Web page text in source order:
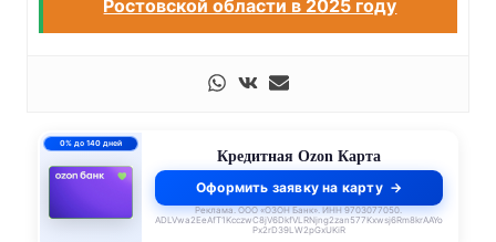
Ростовской области в 2025 году
0% до 140 дней
Кредитная Ozon Карта
Оформить заявку на карту
Реклама. ООО «ОЗОН Банк». ИНН 9703077050.
ADLVwa2EeAfT1KcczwC8jV6DkfVLRNjng2zan577Kxwsj6Rm8krAAYo
Px2rD39LW2pGxUKiR